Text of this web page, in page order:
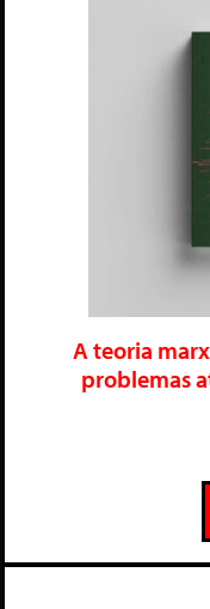
A teoria
problemas